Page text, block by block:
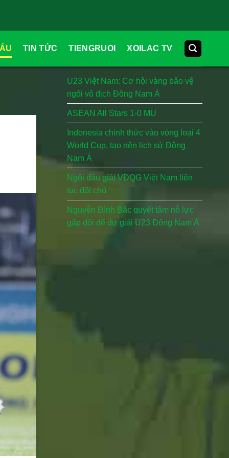
TIN TỨC TIENGRUOI XOILAC TV
BÀI VIẾT MỚI
U23 Việt Nam: Cơ hội vàng bảo vệ
ngôi vô địch Đông Nam Á
ASEAN All Stars 1-0 MU
Indonesia chính thức vào vòng loại 4
World Cup, tạo nên lịch sử Đông
Nam Á
Ngôi đầu giải VĐQG Việt Nam liên
tục đổi chủ
Nguyễn Đình Bắc quyết tâm nỗ lực
gấp đôi để dự giải U23 Đông Nam Á